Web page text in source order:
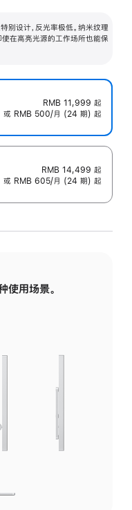
别设计，反光率极低。纳米纹理
使在高亮光源的工作场所也能保
RMB 11,999 起
或 RMB 500/月 (24 期) 起
RMB 14,499 起
或 RMB 605/月 (24 期) 起
使用场景。